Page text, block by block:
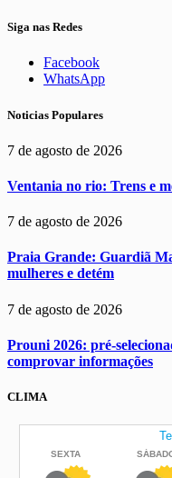
Siga nas Redes
Facebook
WhatsApp
Noticias Populares
7 de agosto de 2026
Ventania no rio: Trens e
7 de agosto de 2026
Praia Grande: Guardiã
mulheres e detém
7 de agosto de 2026
Prouni 2026: pré-
comprovar informações
CLIMA